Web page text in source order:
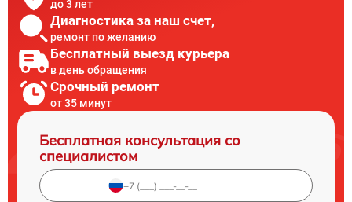
до 3 лет
Диагностика за наш счет,
ремонт по желанию
Бесплатный выезд курьера
в день обращения
Срочный ремонт
от 35 минут
Бесплатная консультация со
специалистом